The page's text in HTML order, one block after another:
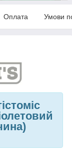
Оплата Умови